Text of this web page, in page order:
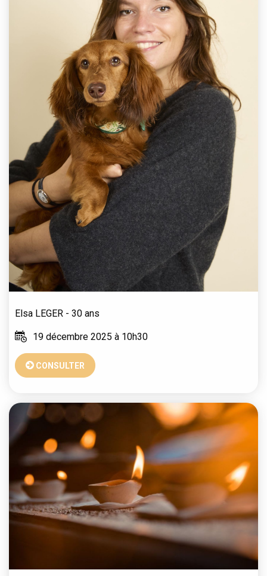
Elsa LEGER - 30 ans
19 décembre 2025 à 10h30
CONSULTER